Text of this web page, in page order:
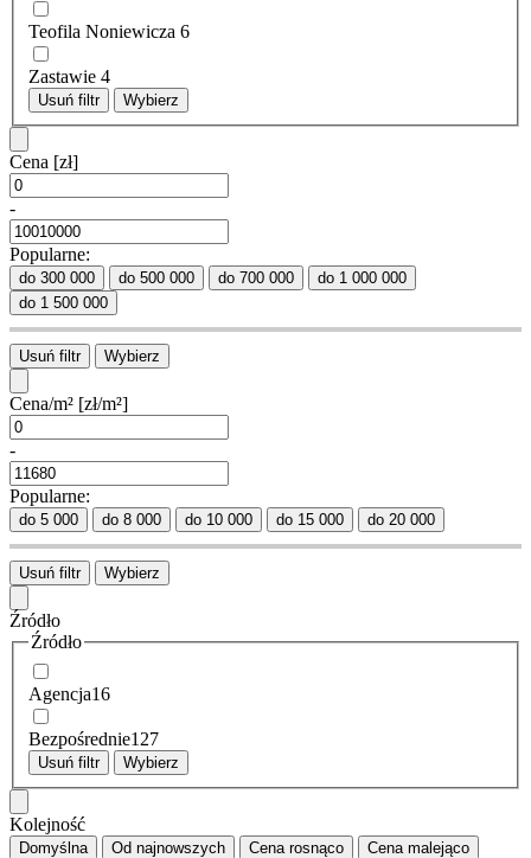
Teofila Noniewicza 6
Zastawie 4
Usuń filtr Wybierz
Cena [zł]
-
Popularne:
do 300 000 do 500 000 do 700 000
do 1 000 000
do 1 500 000
Usuń filtr Wybierz
Cena/m² [zł/m²]
-
Popularne:
do 5 000 do 8 000 do 10 000 do 15 000 do 20 000
Usuń filtr Wybierz
Źródło
Źródło
Agencja16
Bezpośrednie127
Usuń filtr Wybierz
Kolejność
Domyślna Od najnowszych Cena rosnąco Cena malejąco